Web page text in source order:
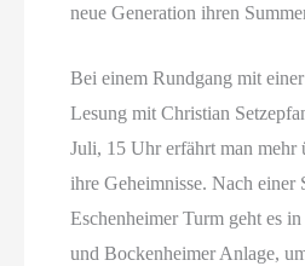
neue Generation ihren
Bei einem Rundgang mit
Lesung mit Christian
Juli, 15 Uhr erfährt man mehr
ihre Geheimnisse. Nach einer
Eschenheimer Turm geht es
und Bockenheimer Anlage,